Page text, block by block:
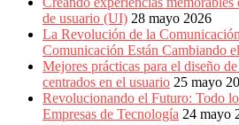
de usuario (UI) 28 mayo 2026
La Revolución de la
Comunicación Están Cambiando
Mejores prácticas para el diseño
centrados en el usuario 25 mayo
Revolucionando el Futuro: Todo
Empresas de Tecnología 24 mayo